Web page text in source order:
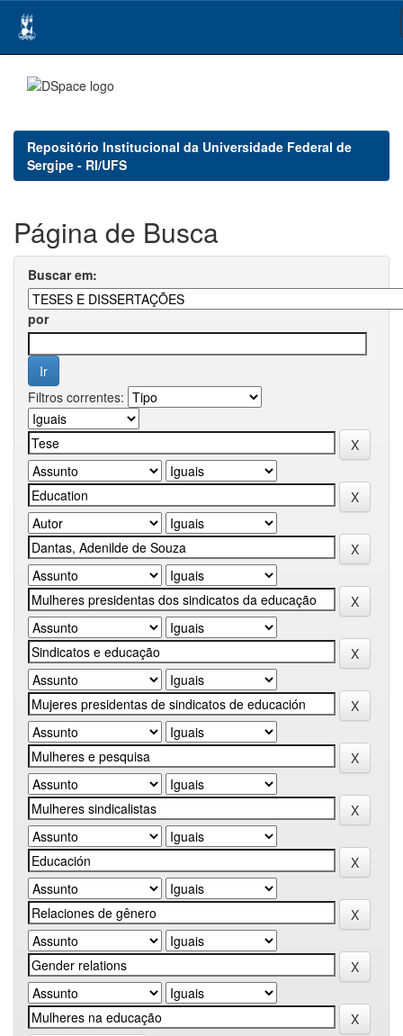
navigation
Repositório Institucional da Universidade Federal de
Sergipe - RI/UFS
Página de Busca
Buscar em:
por
Filtros correntes: